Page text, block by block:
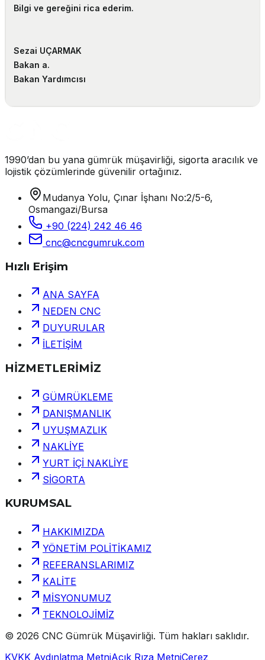
Bilgi ve gereğini rica ederim.
Sezai UÇARMAK
Bakan a.
Bakan Yardımcısı
1990’dan bu yana gümrük müşavirliği, sigorta aracılık ve
lojistik çözümlerinde güvenilir ortağınız.
Mudanya Yolu, Çınar İşhanı No:2/5-6,
Osmangazi/Bursa
+90 (224) 242 46 46
cnc@cncgumruk.com
Hızlı Erişim
ANA SAYFA
NEDEN CNC
DUYURULAR
İLETİŞİM
HİZMETLERİMİZ
GÜMRÜKLEME
DANIŞMANLIK
UYUŞMAZLIK
NAKLİYE
YURT İÇİ NAKLİYE
SİGORTA
KURUMSAL
HAKKIMIZDA
YÖNETİM POLİTİKAMIZ
REFERANSLARIMIZ
KALİTE
MİSYONUMUZ
TEKNOLOJİMİZ
© 2026 CNC Gümrük Müşavirliği. Tüm hakları saklıdır.
KVKK Aydınlatma MetniAçık Rıza MetniÇerez